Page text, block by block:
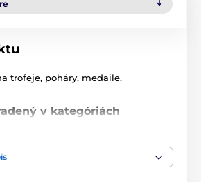
trofeje, poháry, medaile.
v kategóriách